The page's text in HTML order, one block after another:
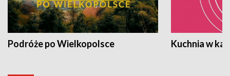
Podróże po Wielkopolsce Kuchnia w